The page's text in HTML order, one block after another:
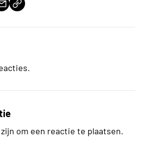
om een reactie te plaatsen.